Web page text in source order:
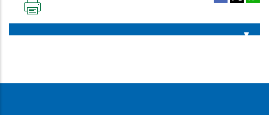
PÁGINA